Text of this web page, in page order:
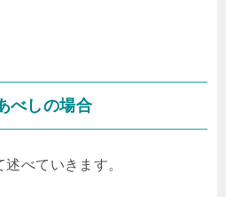
しの場合
べていきます。